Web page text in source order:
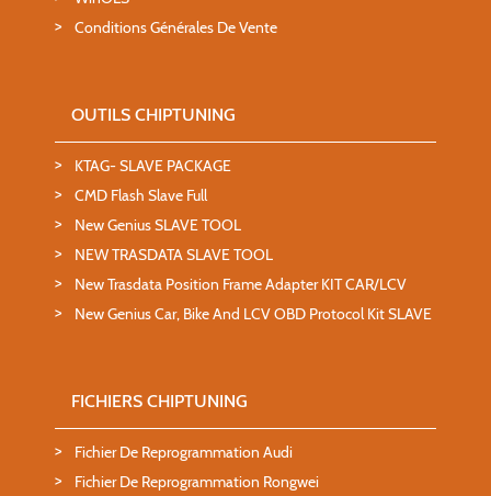
Conditions Générales De Vente
OUTILS CHIPTUNING
KTAG- SLAVE PACKAGE
CMD Flash Slave Full
New Genius SLAVE TOOL
NEW TRASDATA SLAVE TOOL
New Trasdata Position Frame Adapter KIT CAR/LCV
New Genius Car, Bike And LCV OBD Protocol Kit SLAVE
FICHIERS CHIPTUNING
Fichier De Reprogrammation Audi
Fichier De Reprogrammation Rongwei